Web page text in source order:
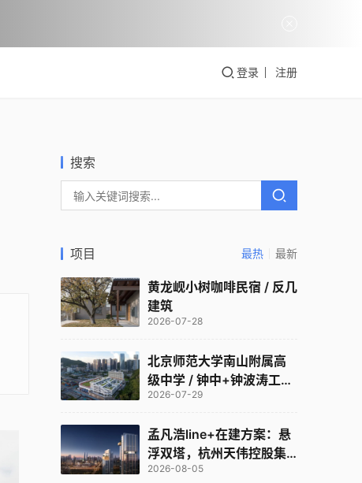
登录 注册
搜索
项目 最热 最新
黄龙岘小树咖啡民宿 / 反几
建筑
2026-07-28
北京师范大学南山附属高
级中学 / 钟中+钟波涛工作
室
2026-07-29
孟凡浩line+在建方案：悬
浮双塔，杭州天伟控股集
团总部
2026-08-05